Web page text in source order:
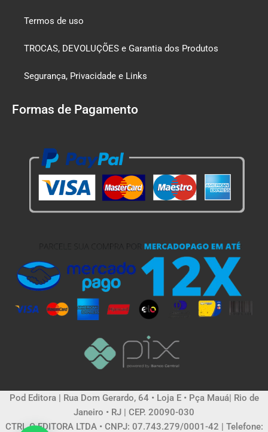
Termos de uso
TROCAS, DEVOLUÇÕES e Garantia dos Produtos
Segurança, Privacidade e Links
Formas de Pagamento
Pod Editora | Rua Dom Gerardo, 64 • Loja E • Pça Mauá| Rio de
Janeiro • RJ | CEP. 20090-030
CTRL C EDITORA LTDA • CNPJ: 07.743.279/0001-42 | Telefone: